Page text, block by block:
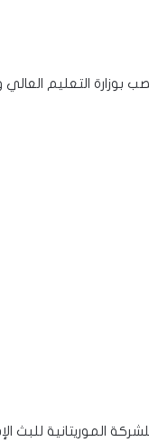
التعليم
الموريتانية للبث